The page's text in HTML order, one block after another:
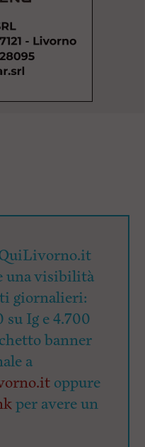
una visibilità
giornalieri:
su Ig e 4.700
banner
a
oppure
per avere un